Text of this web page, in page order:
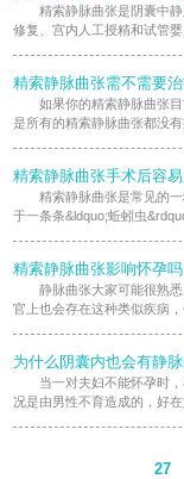
精索静脉曲张是阴囊中静
修复、宫内人工授精和试管
精索静脉曲张需不需要治
如果你的精索静脉曲张目
是所有的精索静脉曲张都没
精索静脉曲张手术后容
精索静脉曲张是常见的一
于一条条&ldquo;蚯蚓虫
精索静脉曲张影响怀孕吗
静脉曲张大家可能很熟悉
官上也会存在这种类似疾病
为什么阴囊内也会有静脉
当一对夫妇不能怀孕时，
况是由男性不育造成的，好
27